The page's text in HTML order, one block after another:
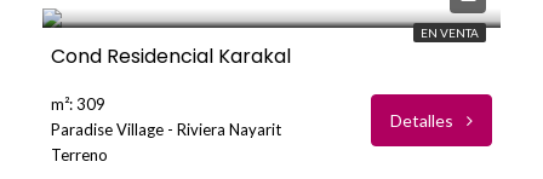
EN VENTA
Cond Residencial Karakal
m²: 309
Paradise Village - Riviera Nayarit
Terreno
Detalles